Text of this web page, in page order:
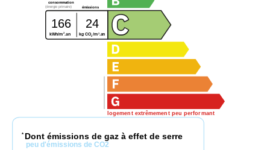
logement extrêmement peu performant
consommation
émissions
(énergie primaire)
166 24
kWh/m 2 .an kg CO2/m2.an
* Dont émissions de gaz à effet de serre
peu d'émissions de CO2